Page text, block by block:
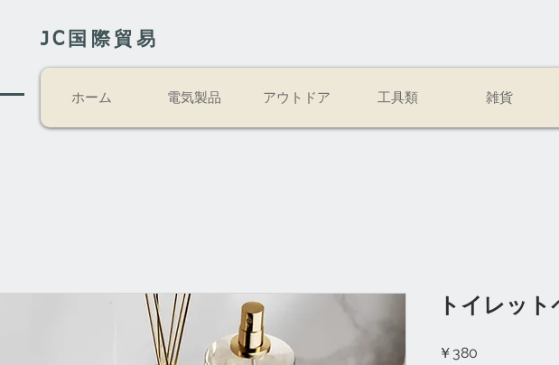
JC国際貿易
ホーム 電気製品 アウトドア 工具類 雑貨
トイレッ
￥380